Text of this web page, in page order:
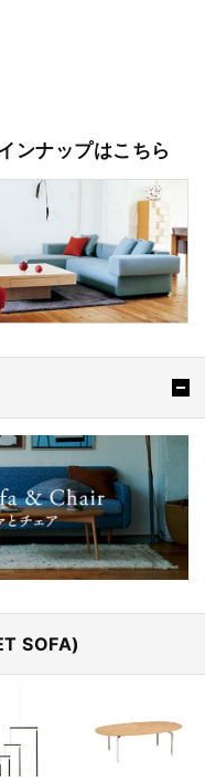
ンナップはこちら
SOFA)